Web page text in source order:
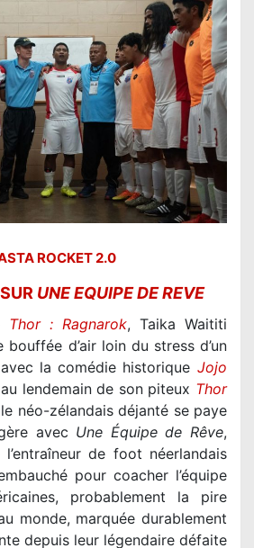
ROCKET 2.0
UNE EQUIPE DE REVE
Thor : Ragnarok, Taika Waititi
bouffée d’air loin du stress d’un
la comédie historique Jojo
lendemain de son piteux Thor
néo-zélandais déjanté se paye
avec Une Équipe de Rêve,
l’entraîneur de foot néerlandais
pour coacher l’équipe
probablement la pire
monde, marquée durablement
depuis leur légendaire défaite